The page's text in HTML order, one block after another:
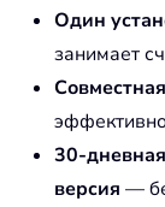
Один
занимает
30-
версия —